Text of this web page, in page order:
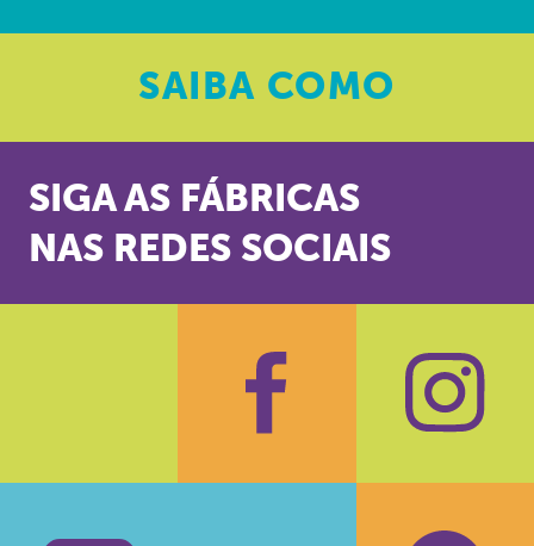
SAIBA COMO
SIGA AS FÁBRICAS
NAS REDES SOCIAIS
Facebook